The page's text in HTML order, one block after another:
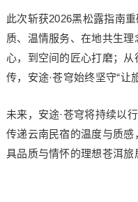
此次斩获2026黑松露指南
质、温情服务、在地共生
心，到空间的匠心打磨；
传，安途·苍穹始终坚守“让
未来，安途·苍穹将持续以
传递云南民宿的温度与质
具品质与情怀的理想苍洱旅